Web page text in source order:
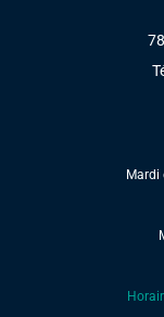
Mardi